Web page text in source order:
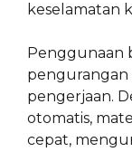
keselamatan
Penggunaan
pengurangan
pengerjaan.
otomatis,
cepat,